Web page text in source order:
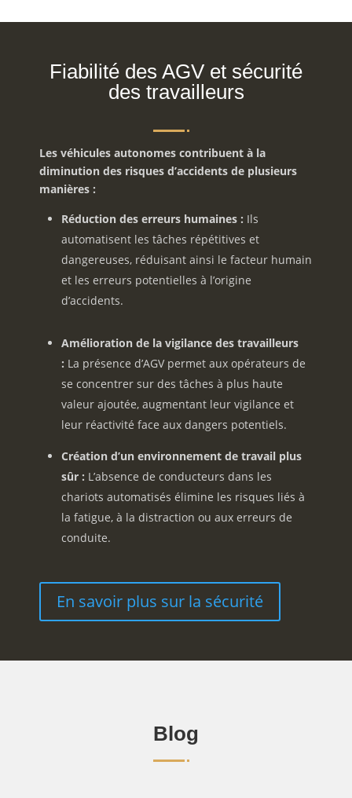
Fiabilité des AGV et sécurité
des travailleurs
Les véhicules autonomes contribuent à la
diminution des risques d’accidents de plusieurs
manières :
Réduction des erreurs humaines : Ils
automatisent les tâches répétitives et
dangereuses, réduisant ainsi le facteur humain
et les erreurs potentielles à l’origine
d’accidents.
Amélioration de la vigilance des travailleurs
: La présence d’AGV permet aux opérateurs de
se concentrer sur des tâches à plus haute
valeur ajoutée, augmentant leur vigilance et
leur réactivité face aux dangers potentiels.
Création d’un environnement de travail plus
sûr : L’absence de conducteurs dans les
chariots automatisés élimine les risques liés à
la fatigue, à la distraction ou aux erreurs de
conduite.
En savoir plus sur la sécurité
Blog